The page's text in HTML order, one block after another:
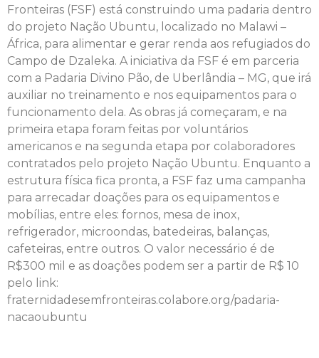
Fronteiras (FSF) está construindo uma padaria dentro
do projeto Nação Ubuntu, localizado no Malawi –
África, para alimentar e gerar renda aos refugiados do
Campo de Dzaleka. A iniciativa da FSF é em parceria
com a Padaria Divino Pão, de Uberlândia – MG, que irá
auxiliar no treinamento e nos equipamentos para o
funcionamento dela. As obras já começaram, e na
primeira etapa foram feitas por voluntários
americanos e na segunda etapa por colaboradores
contratados pelo projeto Nação Ubuntu. Enquanto a
estrutura física fica pronta, a FSF faz uma campanha
para arrecadar doações para os equipamentos e
mobílias, entre eles: fornos, mesa de inox,
refrigerador, microondas, batedeiras, balanças,
cafeteiras, entre outros. O valor necessário é de
R$300 mil e as doações podem ser a partir de R$ 10
pelo link:
fraternidadesemfronteiras.colabore.org/padaria-
nacaoubuntu